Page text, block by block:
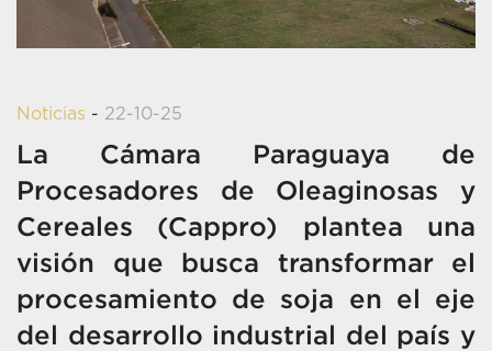
Noticias - 22-10-25
La Cámara Paraguaya de
Procesadores de Oleaginosas y
Cereales (Cappro) plantea una
visión que busca transformar el
procesamiento de soja en el eje
del desarrollo industrial del país y